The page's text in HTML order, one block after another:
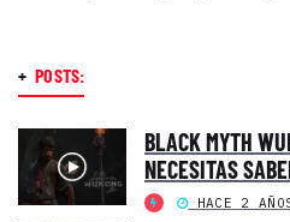
+ POSTS:
BLACK MYTH
NECESITAS
HACE 2